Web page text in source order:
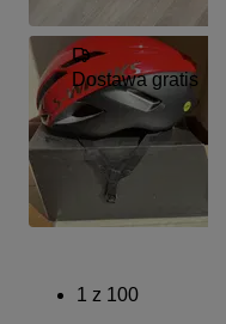
Dostawa gratis
1 z 100